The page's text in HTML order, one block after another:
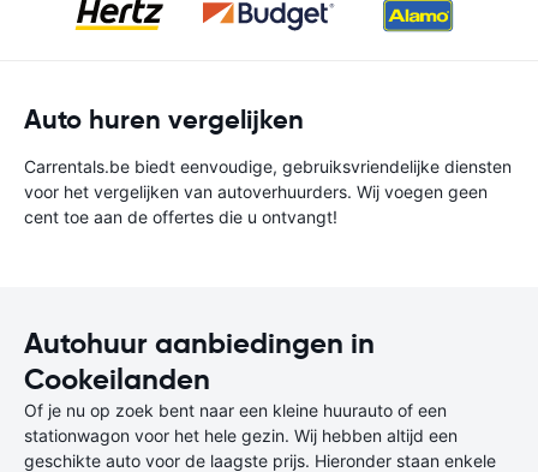
Auto huren vergelijken
Carrentals.be biedt eenvoudige, gebruiksvriendelijke diensten
voor het vergelijken van autoverhuurders. Wij voegen geen
cent toe aan de offertes die u ontvangt!
Autohuur aanbiedingen in
Cookeilanden
Of je nu op zoek bent naar een kleine huurauto of een
stationwagon voor het hele gezin. Wij hebben altijd een
geschikte auto voor de laagste prijs. Hieronder staan enkele